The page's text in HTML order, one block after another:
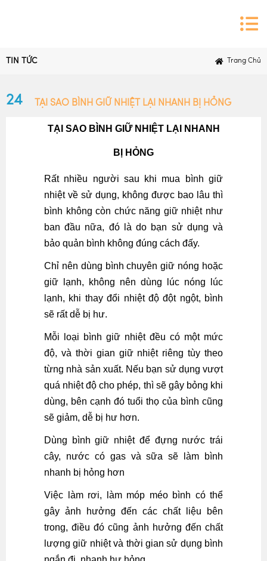
TIN TỨC Trang Chủ
24 TẠI SAO BÌNH GIỮ NHIỆT LẠI NHANH BỊ HỎNG
TẠI SAO BÌNH GIỮ NHIỆT LẠI NHANH
BỊ HỎNG
Rất nhiều người sau khi mua bình giữ
nhiệt về sử dụng, không được bao lâu thì
bình không còn chức năng giữ nhiệt như
ban đầu nữa, đó là do bạn sử dụng và
bảo quản bình không đúng cách đấy.
Chỉ nên dùng bình chuyên giữ nóng hoặc
giữ lạnh, không nên dùng lúc nóng lúc
lạnh, khi thay đổi nhiệt độ đột ngột, bình
sẽ rất dễ bị hư.
Mỗi loại bình giữ nhiệt đều có một mức
độ, và thời gian giữ nhiệt riêng tùy theo
từng nhà sản xuất. Nếu bạn sử dụng vượt
quá nhiệt độ cho phép, thì sẽ gây bỏng khi
dùng, bên cạnh đó tuổi thọ của bình cũng
sẽ giảm, dễ bị hư hơn.
Dùng bình giữ nhiệt để đựng nước trái
cây, nước có gas và sữa sẽ làm bình
nhanh bị hỏng hơn
Việc làm rơi, làm móp méo bình có thể
gây ảnh hưởng đến các chất liệu bên
trong, điều đó cũng ảnh hưởng đến chất
lượng giữ nhiệt và thời gian sử dụng bình